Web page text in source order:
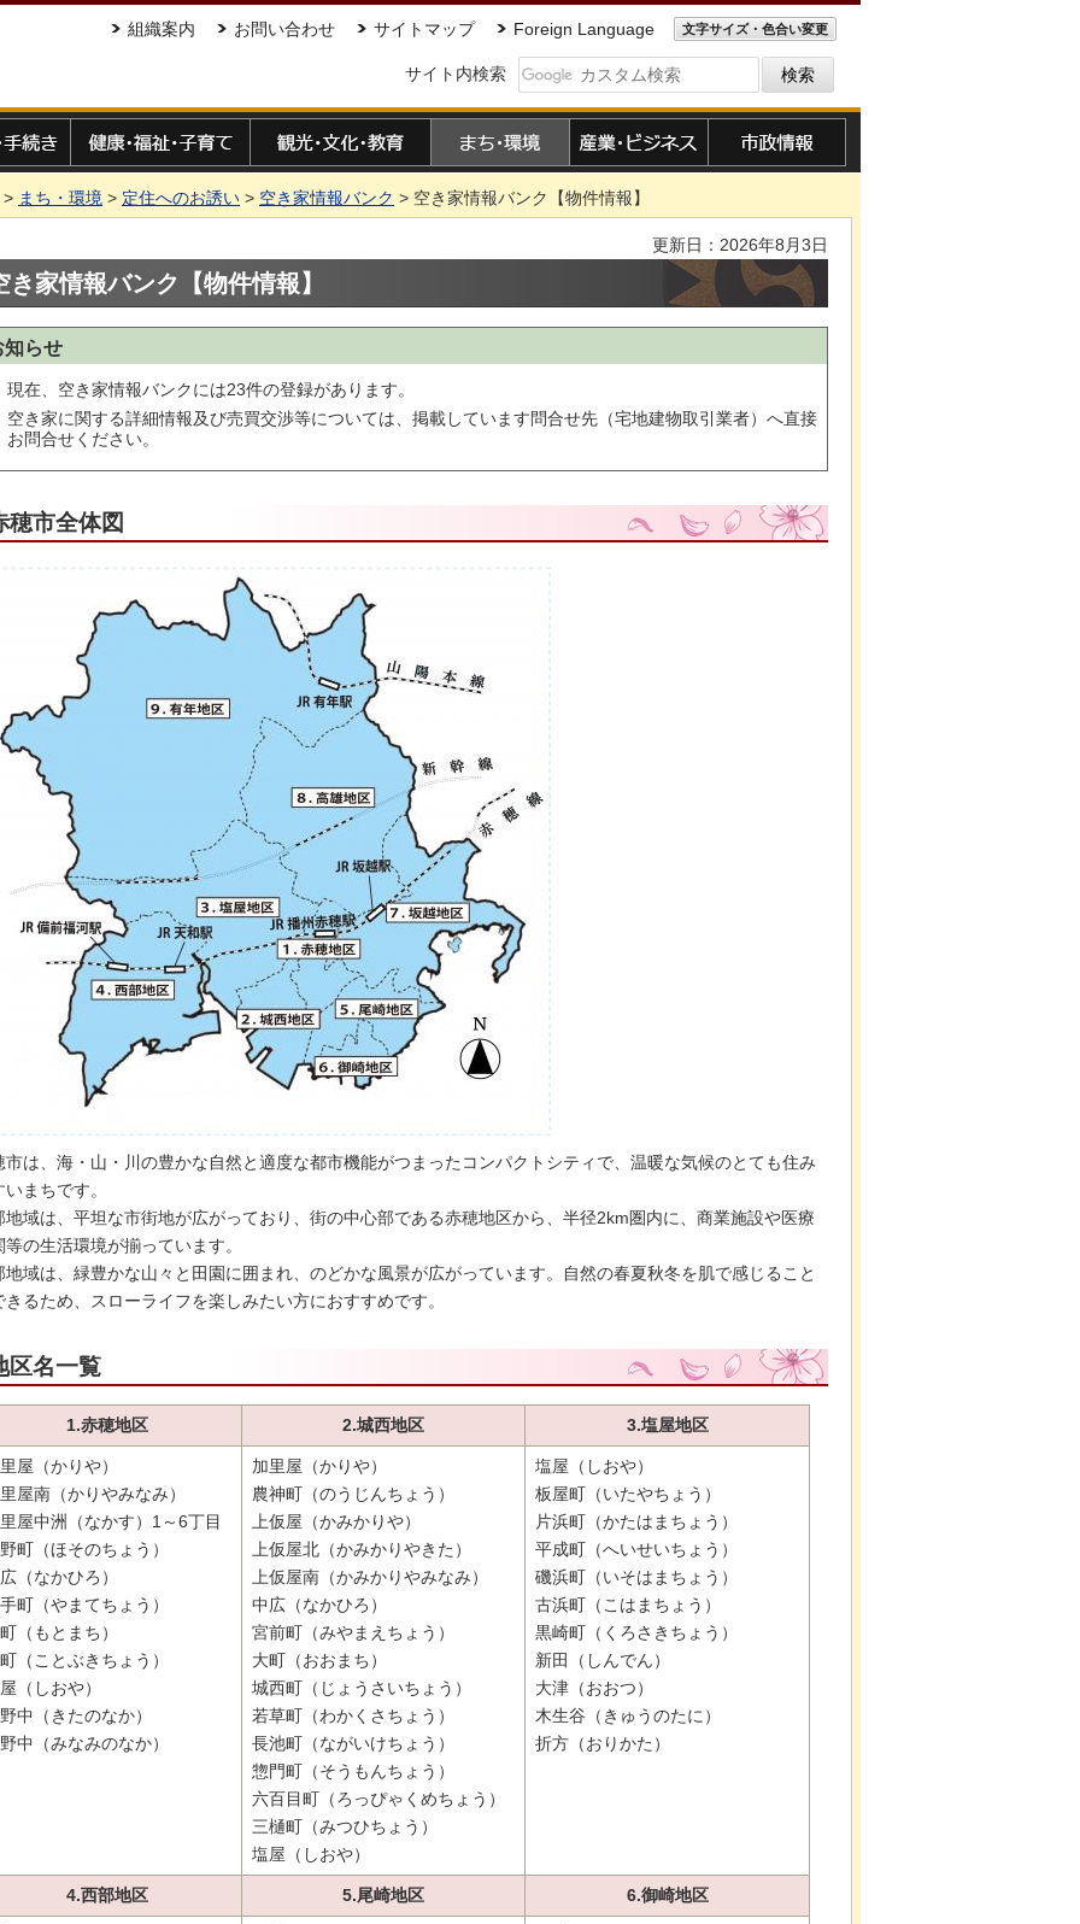
組織案内 お問い合わせ サイトマップ Foreign Language 文字サイズ・色合い変更
サイト内検索
> まち・環境 > 定住へのお誘い > 空き家情報バンク > 空き家情報バンク【物件情報】
更新日：2026年8月3日
き家情報バンク【物件情報】
知らせ
現在、空き家情報バンクには23件の登録があります。
空き家に関する詳細情報及び売買交渉等については、掲載しています問合せ先（宅地建物取引業者）へ直接
お問合せください。
穂市全体図
市は、海・山・川の豊かな自然と適度な都市機能がつまったコンパクトシティで、温暖な気候のとても住み
いまちです。
地域は、平坦な市街地が広がっており、街の中心部である赤穂地区から、半径2km圏内に、商業施設や医療
等の生活環境が揃っています。
地域は、緑豊かな山々と田園に囲まれ、のどかな風景が広がっています。自然の春夏秋冬を肌で感じること
きるため、スローライフを楽しみたい方におすすめです。
区名一覧
1.赤穂地区 2.城西地区 3.塩屋地区
屋（かりや）
屋南（かりやみなみ）
屋中洲（なかす）1～6丁目
町（ほそのちょう）
（なかひろ）
町（やまてちょう）
（もとまち）
（ことぶきちょう）
（しおや）
中（きたのなか）
中（みなみのなか）
加里屋（かりや）
農神町（のうじんちょう）
上仮屋（かみかりや）
上仮屋北（かみかりやきた）
上仮屋南（かみかりやみなみ）
中広（なかひろ）
宮前町（みやまえちょう）
大町（おおまち）
城西町（じょうさいちょう）
若草町（わかくさちょう）
長池町（ながいけちょう）
惣門町（そうもんちょう）
六百目町（ろっぴゃくめちょう）
三樋町（みつひちょう）
塩屋（しおや）
塩屋（しおや）
板屋町（いたやちょう）
片浜町（かたはまちょう）
平成町（へいせいちょう）
磯浜町（いそはまちょう）
古浜町（こはまちょう）
黒崎町（くろさきちょう）
新田（しんでん）
大津（おおつ）
木生谷（きゅうのたに）
折方（おりかた）
4.西部地区 5.尾崎地区 6.御崎地区